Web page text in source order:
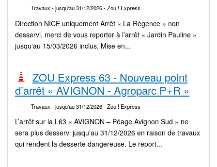
Travaux - jusqu'au 31/12/2026- Zou ! Express
Direction NICE uniquement Arrêt « La Régence » non
desservi, merci de vous reporter à l’arrêt « Jardin Pauline »
jusqu'au 15/03/2026 inclus. Mise en...
ZOU Express 63 - Nouveau point
d’arrêt « AVIGNON - Agroparc P+R »
Travaux - jusqu'au 31/12/2026- Zou ! Express
L’arrêt sur la L63 « AVIGNON – Péage Avignon Sud » ne
sera plus desservi jusqu’au 31/12/2026 en raison de travaux
qui rendent la desserte dangereuse. Le report...